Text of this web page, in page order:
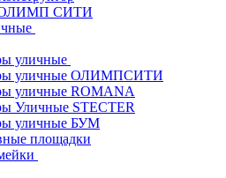
ОЛИМП СИТИ
уличные
уличные ОЛИМПСИТИ
уличные ROMANA
Уличные STECTER
уличные БУМ
площадки